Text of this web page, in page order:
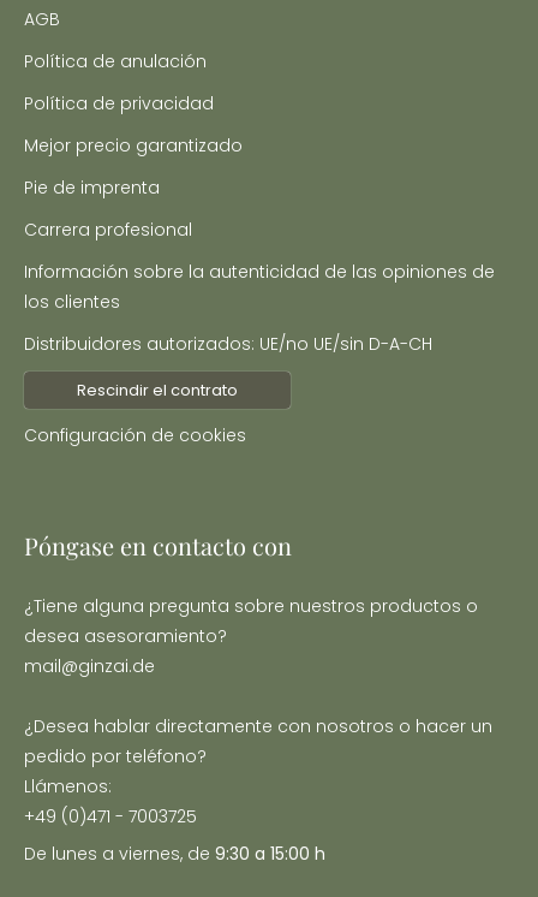
Póngase en contacto con
¿Tiene alguna pregunta sobre nuestros productos o
desea asesoramiento?
mail@ginzai.de
¿Desea hablar directamente con nosotros o hacer un
pedido por teléfono?
Llámenos:
+49 (0)471 - 7003725
De lunes a viernes, de 9:30 a 15:00 h
AGB
Política de anulación
Política de privacidad
Mejor precio garantizado
Pie de imprenta
Carrera profesional
Información sobre la autenticidad de las opiniones de
los clientes
Distribuidores autorizados: UE/no UE/sin D-A-CH
Rescindir el contrato
Configuración de cookies